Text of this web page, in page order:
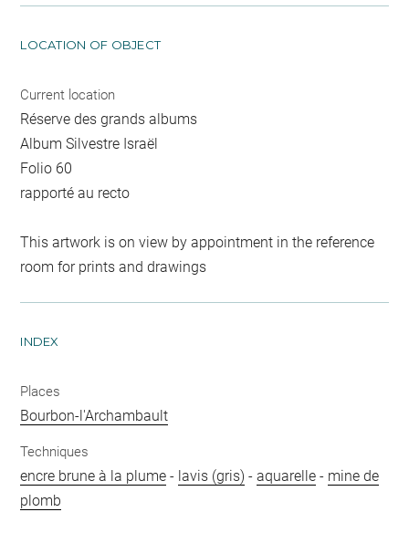
LOCATION OF OBJECT
Current location
Réserve des grands albums
Album Silvestre Israël
Folio 60
rapporté au recto
This artwork is on view by appointment in the reference
room for prints and drawings
INDEX
Places
Bourbon-l'Archambault
Techniques
encre brune à la plume - lavis (gris) -aquarelle - mine de
plomb